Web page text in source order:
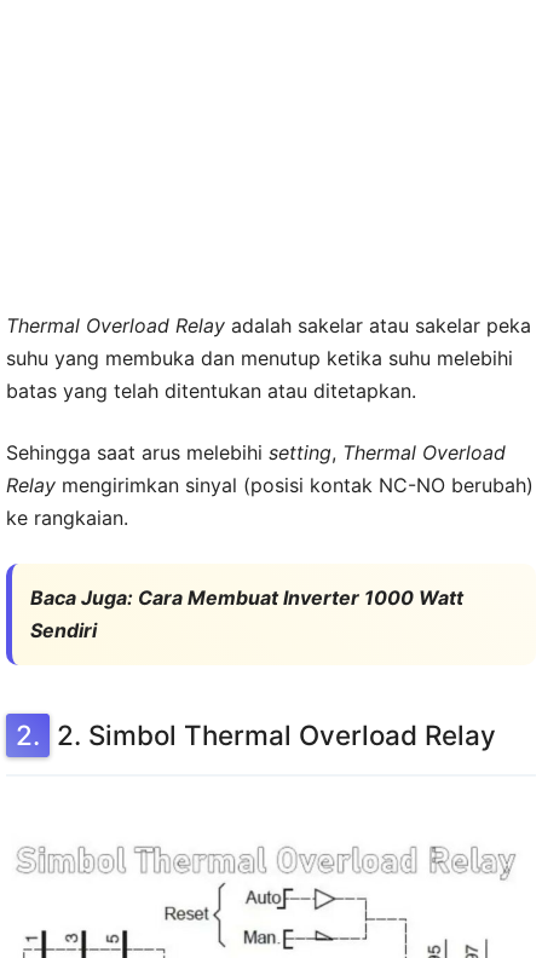
Thermal Overload Relay adalah sakelar atau sakelar peka
suhu yang membuka dan menutup ketika suhu melebihi
batas yang telah ditentukan atau ditetapkan.
Sehingga saat arus melebihi setting, Thermal Overload
Relay mengirimkan sinyal (posisi kontak NC-NO berubah)
ke rangkaian.
Baca Juga: Cara Membuat Inverter 1000 Watt
Sendiri
2. Simbol Thermal Overload Relay